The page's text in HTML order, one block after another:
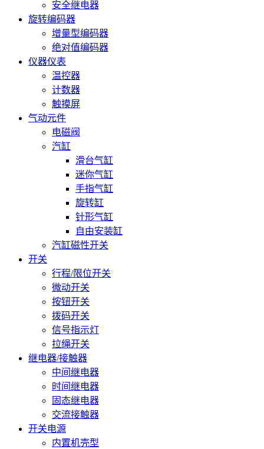
安全继电器
旋转编码器
增量型编码器
绝对值编码器
仪器仪表
温控器
计数器
触摸屏
气动元件
电磁阀
汽缸
滑台气缸
迷你气缸
手指气缸
旋转缸
针形气缸
自由安装缸
汽缸磁性开关
开关
行程/限位开关
微动开关
按钮开关
拨码开关
信号指示灯
拉绳开关
继电器/接触器
中间继电器
时间继电器
固态继电器
交流接触器
开关电源
内置机壳型